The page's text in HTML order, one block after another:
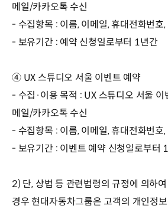
메일/카카오톡 수신
- 수집항목 : 이름, 이메일, 휴대전화번호,
- 보유기간 : 예약 신청일로부터 1년간
④ UX 스튜디오 서울 이벤트 예약
- 수집·이용 목적 : UX 스튜디오 서울 이
메일/카카오톡 수신
- 수집항목 : 이름, 이메일, 휴대전화번호,
- 보유기간 : 이벤트 예약 신청일로부터
2) 단, 상법 등 관련법령의 규정에 의하
경우 현대자동차그룹은 고객의 개인정